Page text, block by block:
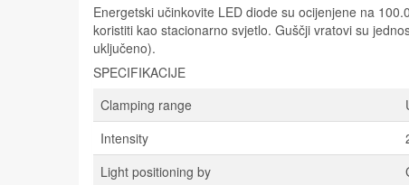
Energetski učinkovite LED diode su ocijenjene na
koristiti kao stacionarno svjetlo. Guščji vratovi su
uključeno).
SPECIFIKACIJE
Clamping range
Intensity
Light positioning by